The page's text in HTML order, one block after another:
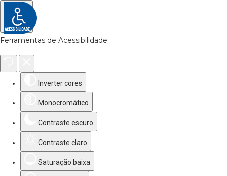
Ferramentas de Acessibilidade
Inverter cores
Monocromático
Contraste escuro
Contraste claro
Saturação baixa